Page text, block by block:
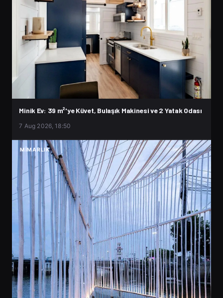
Minik Ev: 39 m²'ye Küvet, Bulaşık Makinesi ve 2 Yatak Odası
7 Aug 2026, 18:50
MIMARLIK